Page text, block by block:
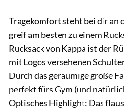
Tragekomfort steht bei dir an
greif am besten zu einem
Rucksack von Kappa ist der
mit Logos versehenen
Durch das geräumige große
perfekt fürs Gym (und
Optisches Highlight: Das